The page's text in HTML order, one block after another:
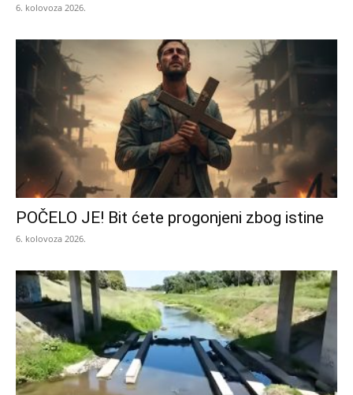
6. kolovoza 2026.
POČELO JE! Bit ćete progonjeni zbog istine
6. kolovoza 2026.